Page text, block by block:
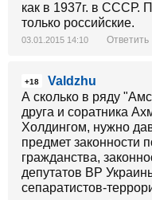
как в 1937г. в СССР.
только российские.
03.01.2015 14:10 Ответить
+18
Valdzhu
А сколько в ряду
друга и соратника
Холдингом, нужно
предмет законности
гражданства,
депутатов ВР
сепаратистов-